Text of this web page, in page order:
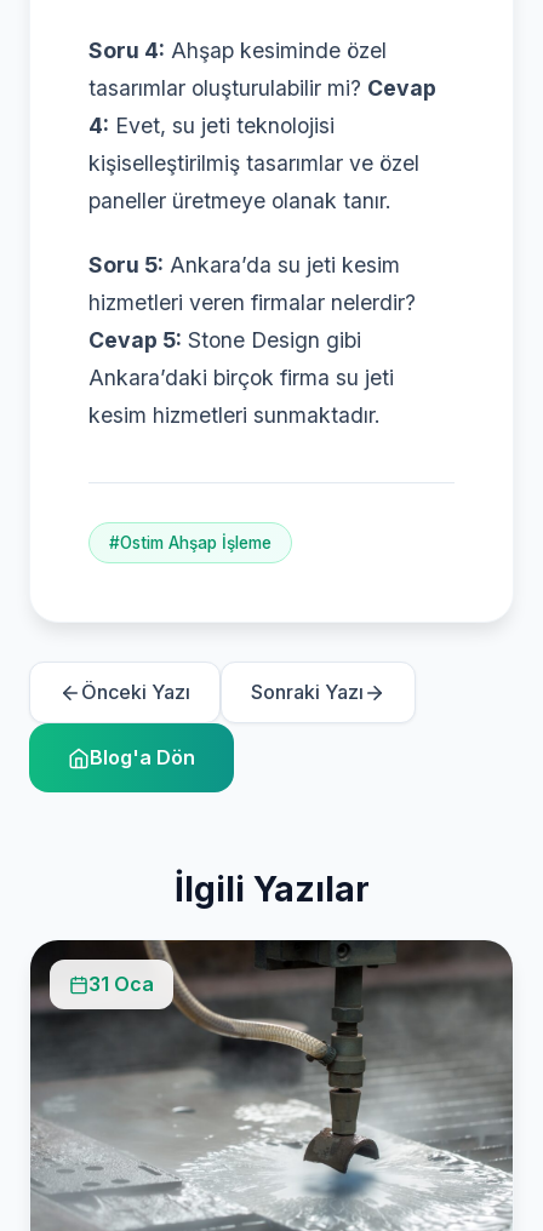
Soru 4: Ahşap kesiminde özel
tasarımlar oluşturulabilir mi? Cevap
4: Evet, su jeti teknolojisi
kişiselleştirilmiş tasarımlar ve özel
paneller üretmeye olanak tanır.
Soru 5: Ankara’da su jeti kesim
hizmetleri veren firmalar nelerdir?
Cevap 5: Stone Design gibi
Ankara’daki birçok firma su jeti
kesim hizmetleri sunmaktadır.
#Ostim Ahşap İşleme
Önceki Yazı Sonraki Yazı
Blog'a Dön
İlgili Yazılar
31 Oca